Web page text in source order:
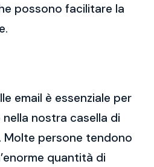
possono facilitare la
email è essenziale per
nostra casella di
persone tendono
quantità di